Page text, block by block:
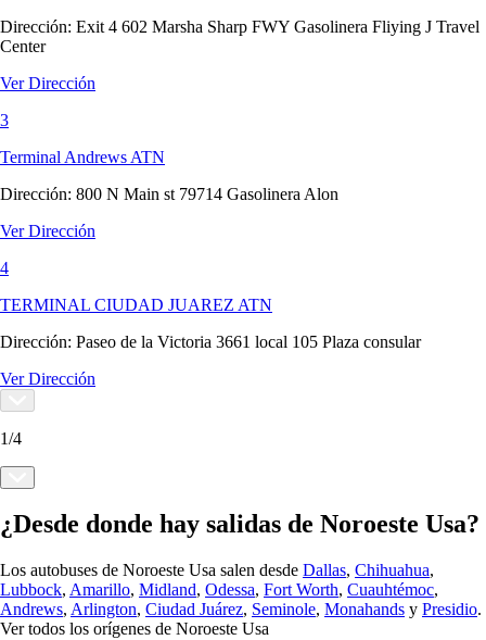
Dirección: Exit 4 602 Marsha Sharp FWY Gasolinera Fliying J Travel
Center
Ver Dirección
3
Terminal Andrews ATN
Dirección: 800 N Main st 79714 Gasolinera Alon
Ver Dirección
4
TERMINAL CIUDAD JUAREZ ATN
Dirección: Paseo de la Victoria 3661 local 105 Plaza consular
Ver Dirección
1/4
¿Desde donde hay salidas de Noroeste Usa?
Los autobuses de Noroeste Usa salen desde Dallas, Chihuahua,
Lubbock, Amarillo, Midland, Odessa, Fort Worth, Cuauhtémoc,
Andrews, Arlington, Ciudad Juárez, Seminole, Monahands y Presidio.
Ver todos los orígenes de Noroeste Usa